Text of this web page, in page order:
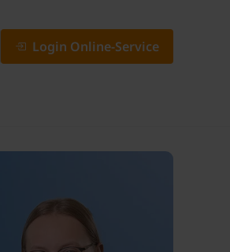
Login Online-Service